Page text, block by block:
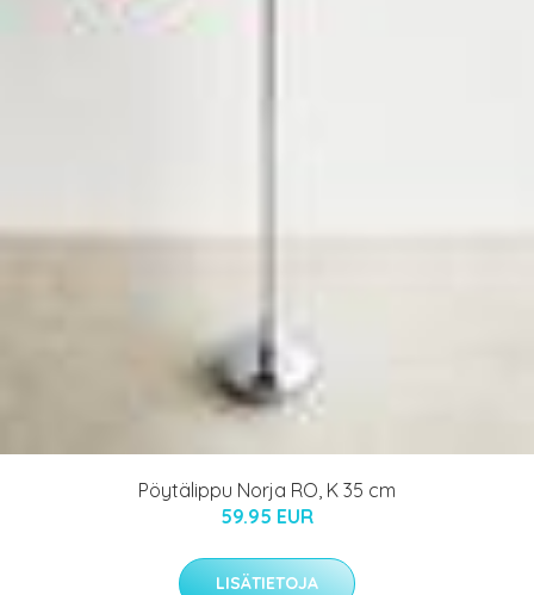
Pöytälippu Norja RO, K 35 cm
59.95 EUR
LISÄTIETOJA